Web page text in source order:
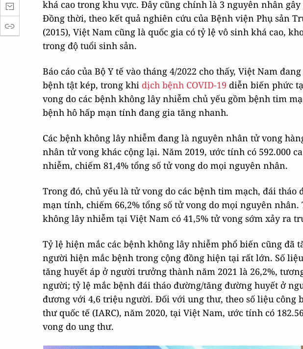
khá cao trong khu vực. Đây cũng chính là 3 nguyên nhân
Đồng thời, theo kết quả nghiên cứu của Bệnh viện Phụ sản
(2015), Việt Nam cũng là quốc gia có tỷ lệ vô sinh khá cao,
trong độ tuổi sinh sản.
Báo cáo của Bộ Y tế vào tháng 4/2022 cho thấy, Việt Nam
bệnh tật kép, trong khi dịch bệnh COVID-19 diễn biến phức
vong do các bệnh không lây nhiễm chủ yếu gồm bệnh tim
bệnh hô hấp mạn tính đang gia tăng nhanh.
Các bệnh không lây nhiễm đang là nguyên nhân tử vong
nhân tử vong khác cộng lại. Năm 2019, ước tính có 592.000
nhiễm, chiếm 81,4% tổng số tử vong do mọi nguyên nhân.
Trong đó, chủ yếu là tử vong do các bệnh tim mạch, đái tháo
mạn tính, chiếm 66,2% tổng số tử vong do mọi nguyên nhân.
không lây nhiễm tại Việt Nam có 41,5% tử vong sớm xảy ra
Tỷ lệ hiện mắc các bệnh không lây nhiễm phổ biến cũng đã
người hiện mắc bệnh trong cộng đồng hiện tại rất lớn. Số
tăng huyết áp ở người trưởng thành năm 2021 là 26,2%,
người; tỷ lệ mắc bệnh đái tháo đường/tăng đường huyết ở
đương với 4,6 triệu người. Đối với ung thư, theo số liệu công
thư quốc tế (IARC), năm 2020, tại Việt Nam, ước tính có
vong do ung thư.